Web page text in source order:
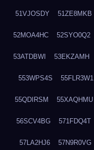
51VJOSDY 51ZE8MKB
52MOA4HC 52SYO0Q2
53ATDBWI 53EKZAMH
553WPS4S 55FLR3W1
55QDIRSM 55XAQHMU
56SCV4BG 571FDQ4T
57LA2HJ6 57N9R0VG